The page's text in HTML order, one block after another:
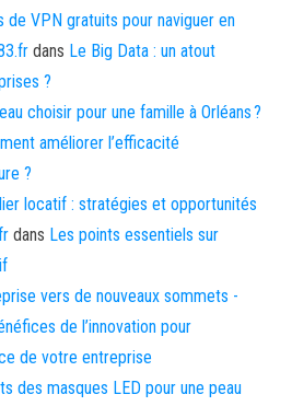
de VPN gratuits pour naviguer en
dans Le Big Data : un atout
?
choisir pour une famille à Orléans ?
améliorer l’efficacité
?
locatif : stratégies et opportunités
dans Les points essentiels sur
vers de nouveaux sommets -
de l’innovation pour
de votre entreprise
des masques LED pour une peau